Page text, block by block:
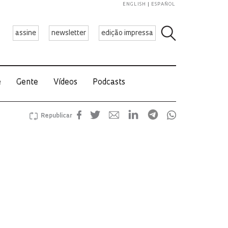
assine newsletter edição impressa
ENGLISH ESPAÑOL
Gente Vídeos Podcasts
Republicar